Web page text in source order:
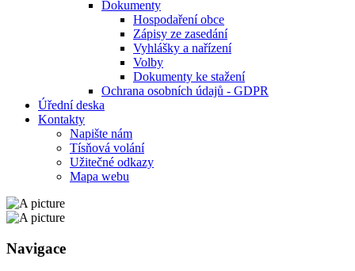
Dokumenty
Hospodaření obce
Zápisy ze zasedání
Vyhlášky a nařízení
Volby
Dokumenty ke stažení
Ochrana osobních údajů - GDPR
Úřední deska
Kontakty
Napište nám
Tísňová volání
Užitečné odkazy
Mapa webu
Navigace